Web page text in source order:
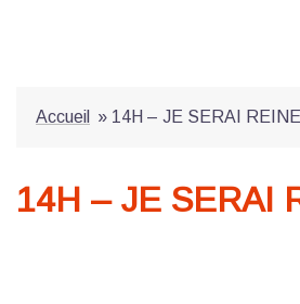
Accueil » 14H – JE SERAI REINE
14H – JE SERAI